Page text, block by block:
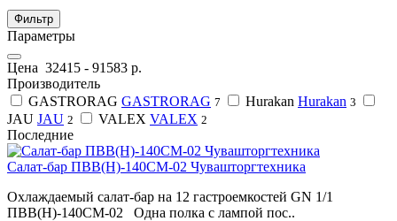
Фильтр
Параметры
Цена 32415 - 91583 р.
Производитель
GASTRORAG GASTRORAG 7 Hurakan Hurakan 3
JAU JAU 2 VALEX VALEX 2
Последние
Салат-бар ПВВ(Н)-140СМ-02 Чувашторгтехника
Охлаждаемый салат-бар на 12 гастроемкостей GN 1/1
ПВВ(Н)-140СМ-02 Одна полка с лампой пос..